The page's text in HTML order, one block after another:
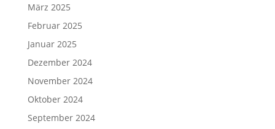
März 2025
Februar 2025
Januar 2025
Dezember 2024
November 2024
Oktober 2024
September 2024